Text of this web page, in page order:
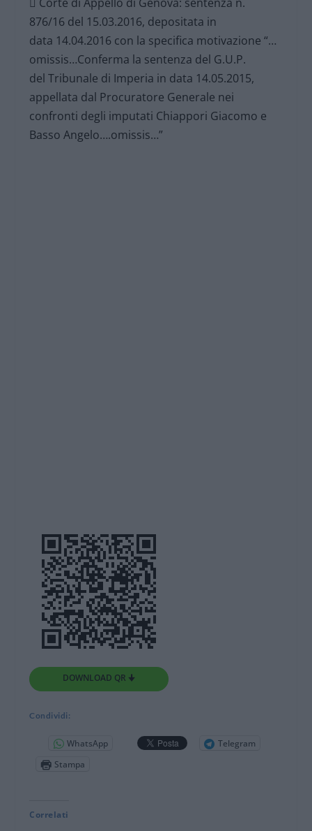
876/16 del 15.03.2016, depositata in
data 14.04.2016 con la specifica motivazione “…
omissis…Conferma la sentenza del G.U.P.
del Tribunale di Imperia in data 14.05.2015,
appellata dal Procuratore Generale nei
confronti degli imputati Chiappori Giacomo e
Basso Angelo….omissis…”
DOWNLOAD QR 🠋
Condividi:
WhatsApp
Telegram
Stampa
Correlati